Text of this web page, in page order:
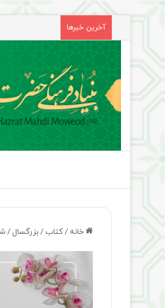
آخرین خبرها
خانه /کتاب /بزرگسال/